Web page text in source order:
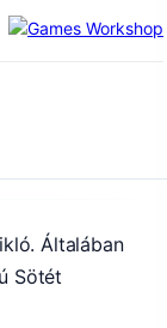
Általában
Sötét